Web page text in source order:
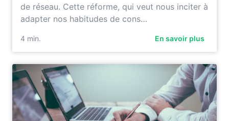
de réseau. Cette réforme, qui veut nous inciter à
adapter nos habitudes de cons…
4 min. En savoir plus